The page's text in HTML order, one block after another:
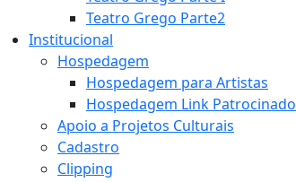
Teatro Grego Parte2
Institucional
Hospedagem
Hospedagem para Artistas
Hospedagem Link Patrocinado
Apoio a Projetos Culturais
Cadastro
Clipping